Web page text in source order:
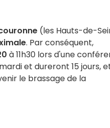
(les Hauts-de-
. Par conséquent,
à 11h30 lors d'une
et dureront 15 jours,
le brassage de la